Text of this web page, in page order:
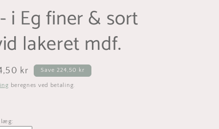
i Eg finer & sort
lakeret mdf.
kr Save 224,50 kr
beregnes ved betaling.